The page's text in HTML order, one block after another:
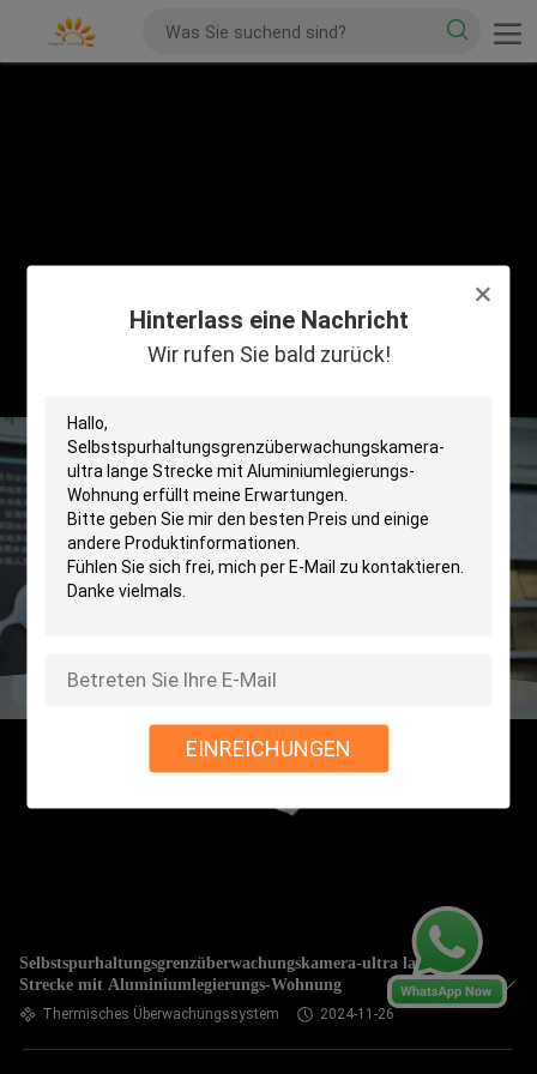
Hinterlass eine Nachricht
Wir rufen Sie bald zurück!
EINREICHUNGEN
Selbstspurhaltungsgrenzüberwachungskamera-ultra lange
Strecke mit Aluminiumlegierungs-Wohnung
Thermisches Überwachungssystem 2024-11-26